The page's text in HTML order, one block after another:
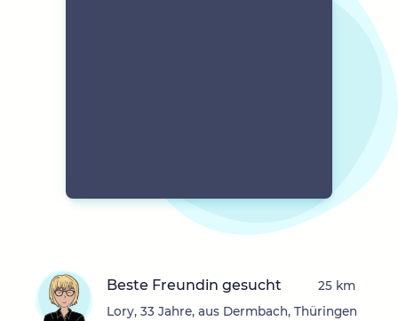
Beste Freundin gesucht
Lory, 33 Jahre, aus Dermbach, Thüringen
25 km